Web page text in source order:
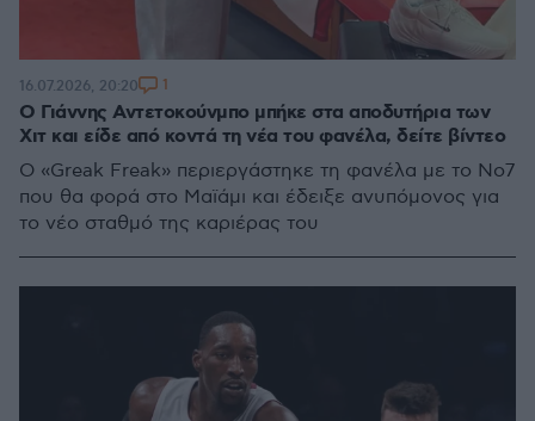
Ο Γιάννης Αντετοκούνμπο μπήκε στα αποδυτήρια των
Χιτ και είδε από κοντά τη νέα του φανέλα, δείτε βίντεο
Ο «Greak Freak» περιεργάστηκε τη φανέλα με το Νο7
που θα φορά στο Μαϊάμι και έδειξε ανυπόμονος για
το νέο σταθμό της καριέρας του
16.07.2026, 20:20 1